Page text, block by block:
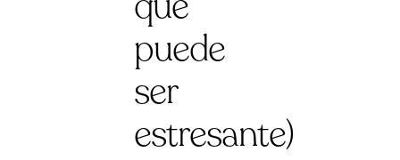
puede
ser
estresante)